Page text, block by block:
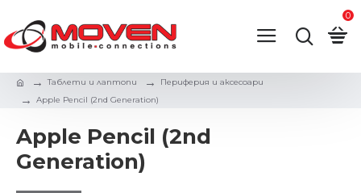
0
Таблети и лаптопи
Периферия и аксесоари
Apple Pencil (2nd Generation)
Apple Pencil (2nd
Generation)